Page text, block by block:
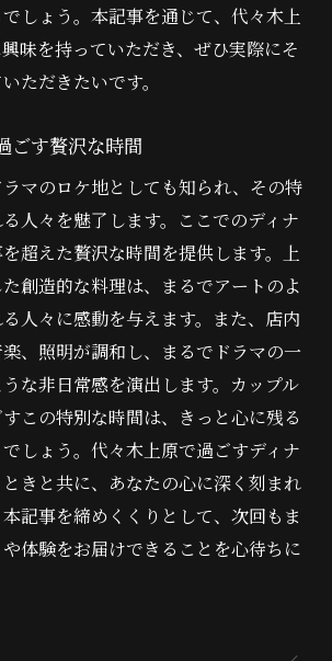
しょう。本記事を通じて、代々木上
味を持っていただき、ぜひ実際にそ
ただきたいです。
ごす贅沢な時間
マのロケ地としても知られ、その特
人々を魅了します。ここでのディナ
超えた贅沢な時間を提供します。上
創造的な料理は、まるでアートのよ
人々に感動を与えます。また、店内
、照明が調和し、まるでドラマの一
な非日常感を演出します。カップル
この特別な時間は、きっと心に残る
しょう。代々木上原で過ごすディナ
きと共に、あなたの心に深く刻まれ
記事を締めくくりとして、次回もま
体験をお届けできることを心待ちに